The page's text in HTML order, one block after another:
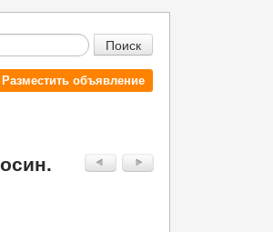
Поиск
Разместить объявление